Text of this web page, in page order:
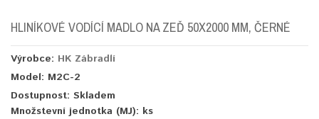
HLINÍKOVÉ VODÍCÍ MADLO NA ZEĎ 50X2000 MM, ČERNÉ
Výrobce: HK Zábradlí
Model: M2C-2
Dostupnost: Skladem
Množstevní jednotka (MJ): ks